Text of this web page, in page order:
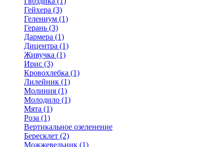
Гейхера (3)
Гелениум (1)
Герань (3)
Дармера (1)
Дицентра (1)
Живучка (1)
Ирис (3)
Кровохлебка (1)
Лилейник (1)
Молиния (1)
Молодило (1)
Мята (1)
Роза (1)
Вертикальное озеленение
Бересклет (2)
Можжевельник (1)